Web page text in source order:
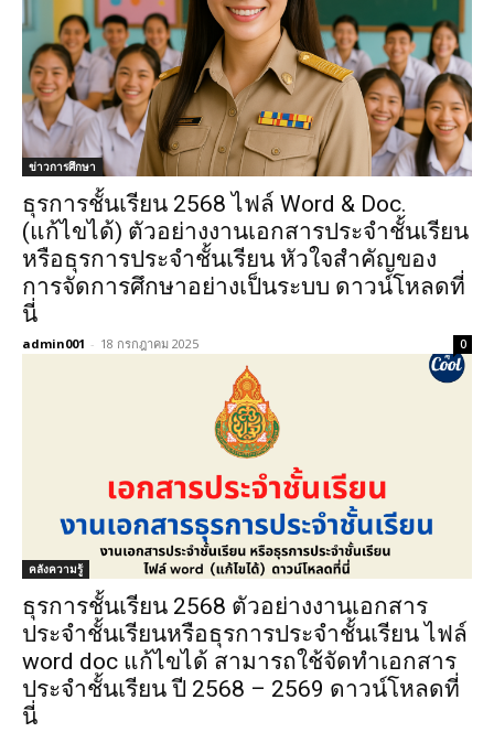
ข่าวการศึกษา
ธุรการชั้นเรียน 2568 ไฟล์ Word & Doc.
(แก้ไขได้) ตัวอย่างงานเอกสารประจำชั้นเรียน
หรือธุรการประจำชั้นเรียน หัวใจสำคัญของ
การจัดการศึกษาอย่างเป็นระบบ ดาวน์โหลดที่
นี่
admin001 - 18 กรกฎาคม 2025 0
คลังความรู้
ธุรการชั้นเรียน 2568 ตัวอย่างงานเอกสาร
ประจำชั้นเรียนหรือธุรการประจำชั้นเรียน ไฟล์
word doc แก้ไขได้ สามารถใช้จัดทำเอกสาร
ประจำชั้นเรียน ปี 2568 – 2569 ดาวน์โหลดที่
นี่